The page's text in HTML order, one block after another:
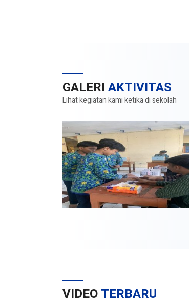
GALERI AKTIVITAS
Lihat kegiatan kami ketika di sekolah
VIDEO TERBARU